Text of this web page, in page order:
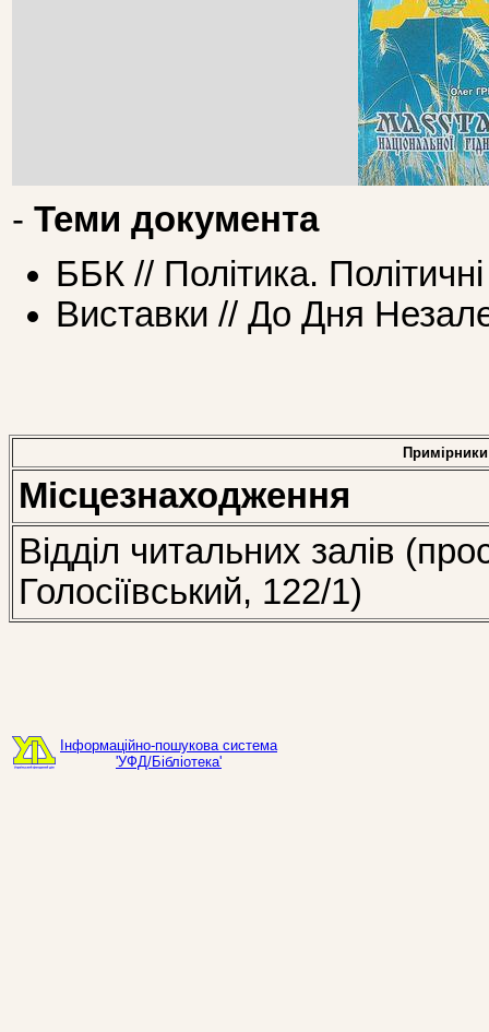
- Теми документа
ББК // Політика.
Виставки // До Дня
Примірники
Місцезнаходження
Відділ читальних залів
Голосіївський, 122/1)
Інформаційно-пошукова система
'УФД/Бібліотека'